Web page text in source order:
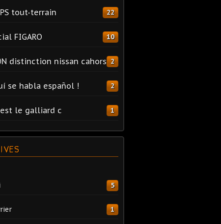
tout-terrain 22
FIGARO 10
distinction nissan cahors 2
se habla español ! 2
le galliard c 1
5
1